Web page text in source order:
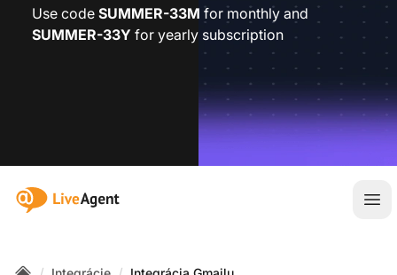
Use code SUMMER-33M for monthly and
SUMMER-33Y for yearly subscription
:site.title